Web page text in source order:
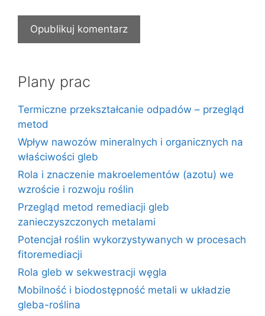
Plany prac
Termiczne przekształcanie odpadów – przegląd
metod
Wpływ nawozów mineralnych i organicznych na
właściwości gleb
Rola i znaczenie makroelementów (azotu) we
wzroście i rozwoju roślin
Przegląd metod remediacji gleb
zanieczyszczonych metalami
Potencjał roślin wykorzystywanych w procesach
fitoremediacji
Rola gleb w sekwestracji węgla
Mobilność i biodostępność metali w układzie
gleba-roślina